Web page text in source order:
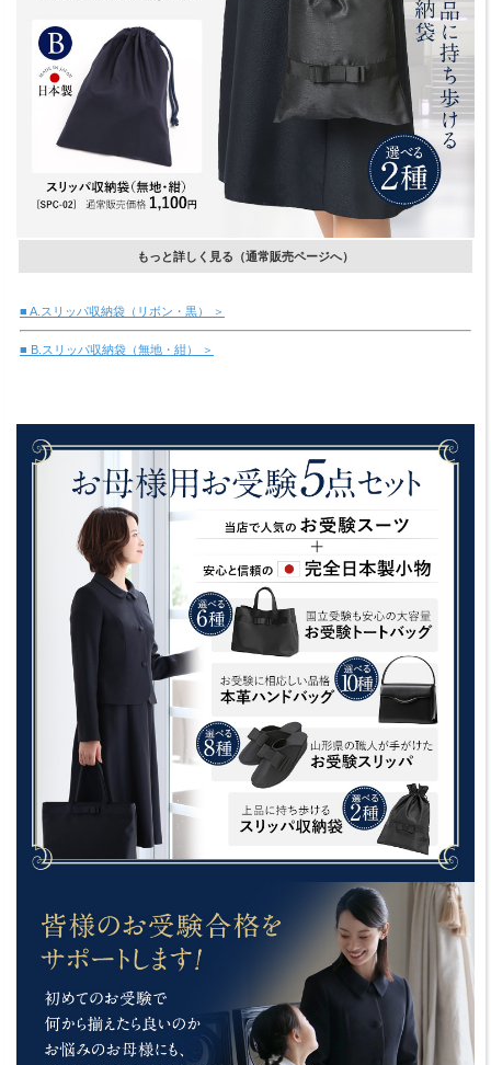
もっと詳しく見る（通常販売ページへ）
■ A.スリッパ収納袋（リボン・黒） ＞
■ B.スリッパ収納袋（無地・紺） ＞